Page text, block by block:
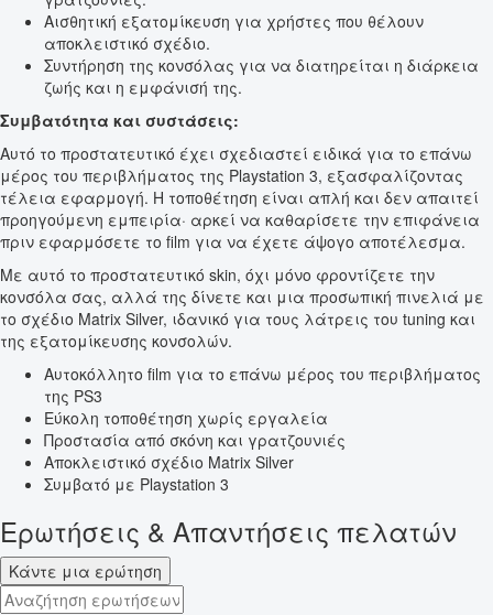
Αισθητική εξατομίκευση για χρήστες που θέλουν
αποκλειστικό σχέδιο.
Συντήρηση της κονσόλας για να διατηρείται η διάρκεια
ζωής και η εμφάνισή της.
Συμβατότητα και συστάσεις:
Αυτό το προστατευτικό έχει σχεδιαστεί ειδικά για το επάνω
μέρος του περιβλήματος της Playstation 3, εξασφαλίζοντας
τέλεια εφαρμογή. Η τοποθέτηση είναι απλή και δεν απαιτεί
προηγούμενη εμπειρία· αρκεί να καθαρίσετε την επιφάνεια
πριν εφαρμόσετε το film για να έχετε άψογο αποτέλεσμα.
Με αυτό το προστατευτικό skin, όχι μόνο φροντίζετε την
κονσόλα σας, αλλά της δίνετε και μια προσωπική πινελιά με
το σχέδιο Matrix Silver, ιδανικό για τους λάτρεις του tuning και
της εξατομίκευσης κονσολών.
Αυτοκόλλητο film για το επάνω μέρος του περιβλήματος
της PS3
Εύκολη τοποθέτηση χωρίς εργαλεία
Προστασία από σκόνη και γρατζουνιές
Αποκλειστικό σχέδιο Matrix Silver
Συμβατό με Playstation 3
Ερωτήσεις & Απαντήσεις πελατών
Κάντε μια ερώτηση